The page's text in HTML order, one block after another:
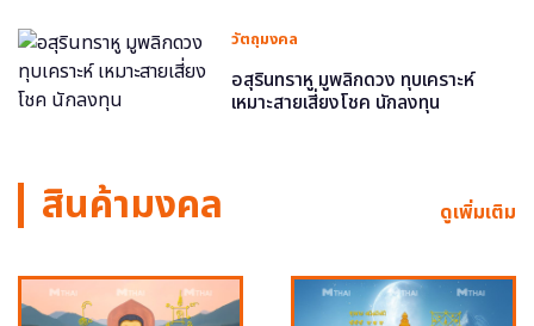
วัตถุมงคล
อสุรินทราหู มูพลิกดวง ทุบเคราะห์
เหมาะสายเสี่ยงโชค นักลงทุน
สินค้ามงคล ดูเพิ่มเติม